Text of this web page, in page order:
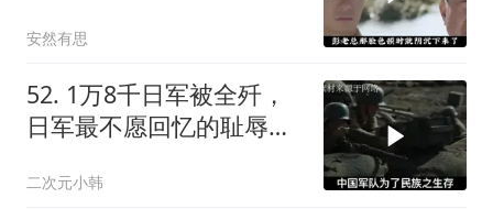
安然有思
52. 1万8千日军被全歼，
日军最不愿回忆的耻辱之
二次元小韩